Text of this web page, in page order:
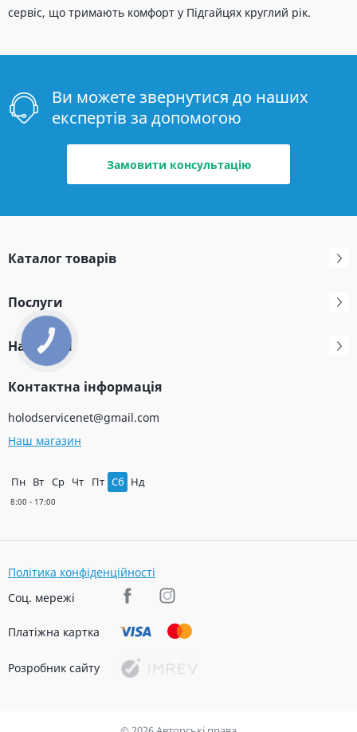
сервіс, що тримають комфорт у Підгайцях круглий рік.
Ви можете звернутися до наших
експертів за допомогою
Замовити консультацію
Каталог товарів
Послуги
Навігація
Контактна інформація
holodservicenet@gmail.com
Наш магазин
Пн Вт Ср Чт Пт Сб Нд
Політика конфіденційності
Соц. мережі
Платіжна картка
Розробник сайту